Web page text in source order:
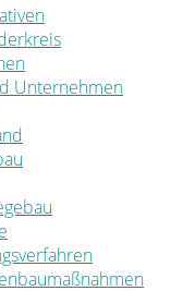
Unternehmen